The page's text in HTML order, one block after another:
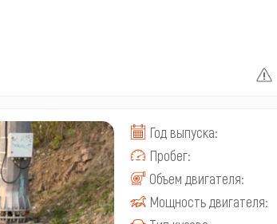
Год выпуска:
Пробег:
Объем двигателя:
Мощность двигателя: